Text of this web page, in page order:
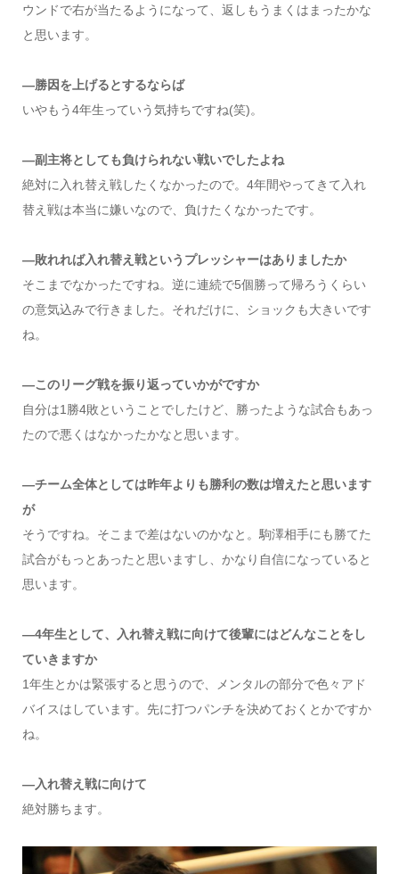
ウンドで右が当たるようになって、返しもうまくはまったかな
と思います。
―勝因を上げるとするならば
いやもう4年生っていう気持ちですね(笑)。
―副主将としても負けられない戦いでしたよね
絶対に入れ替え戦したくなかったので。4年間やってきて入れ
替え戦は本当に嫌いなので、負けたくなかったです。
―敗れれば入れ替え戦というプレッシャーはありましたか
そこまでなかったですね。逆に連続で5個勝って帰ろうくらい
の意気込みで行きました。それだけに、ショックも大きいです
ね。
―このリーグ戦を振り返っていかがですか
自分は1勝4敗ということでしたけど、勝ったような試合もあっ
たので悪くはなかったかなと思います。
―チーム全体としては昨年よりも勝利の数は増えたと思います
が
そうですね。そこまで差はないのかなと。駒澤相手にも勝てた
試合がもっとあったと思いますし、かなり自信になっていると
思います。
―4年生として、入れ替え戦に向けて後輩にはどんなことをし
ていきますか
1年生とかは緊張すると思うので、メンタルの部分で色々アド
バイスはしています。先に打つパンチを決めておくとかですか
ね。
―入れ替え戦に向けて
絶対勝ちます。